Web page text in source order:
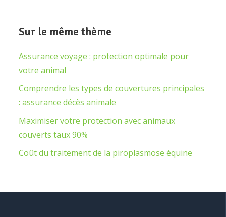
Sur le même thème
Assurance voyage : protection optimale pour
votre animal
Comprendre les types de couvertures principales
: assurance décès animale
Maximiser votre protection avec animaux
couverts taux 90%
Coût du traitement de la piroplasmose équine